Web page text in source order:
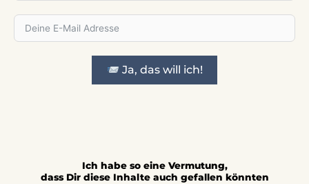
Ja, das will ich!
Ich habe so eine Vermutung,
dass Dir diese Inhalte auch gefallen könnten